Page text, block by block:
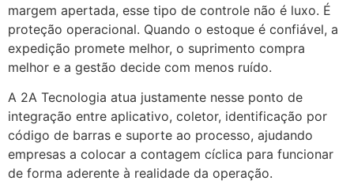
margem apertada, esse tipo de controle não é luxo. É
proteção operacional. Quando o estoque é confiável, a
expedição promete melhor, o suprimento compra
melhor e a gestão decide com menos ruído.
A 2A Tecnologia atua justamente nesse ponto de
integração entre aplicativo, coletor, identificação por
código de barras e suporte ao processo, ajudando
empresas a colocar a contagem cíclica para funcionar
de forma aderente à realidade da operação.